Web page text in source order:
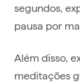
segundos,
pausa por
Além disso,
meditações